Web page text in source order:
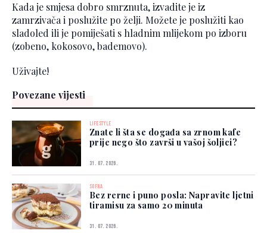
Kada je smjesa dobro smrznuta, izvadite je iz
zamrzivača i poslužite po želji. Možete je poslužiti kao
sladoled ili je pomiješati s hladnim mlijekom po izboru
(zobeno, kokosovo, bademovo).
Uživajte!
Povezane vijesti
LIFESTYLE
Znate li šta se događa sa zrnom kafe
prije nego što završi u vašoj šoljici?
31. 07. 2026.
SOFRA
Bez rerne i puno posla: Napravite ljetni
tiramisu za samo 20 minuta
31. 07. 2026.